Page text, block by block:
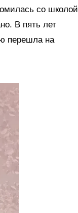
со школой
В пять лет
перешла на